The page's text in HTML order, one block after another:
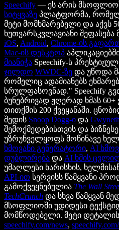
Speechify — ეს არის
სიტყვაზე პლატფორმა,
მეტი მომხმარებელი და აქვს
ხუთვარსკვლავიანი შეფასება
iOS, Android, Chrome-ის
Mac-ის დესკტოპ
მიანიჭა Speechify-ს
ჯილდო WWDC-ზე და უწოდა
რომელიც ადამიანებს
სრულფასოვნად." Speechify
ბუნებრივად ჟღერად ხმას 60+
თითქმის 200 ქვეყანაში.
შედის Snoop Dogg-ი და
შემოქმედებისთვის და
უზრუნველყოფს მოწინავე
ხმოვანი გენერატორი, AI
დუბლირება და AI ხმის
უმაღლესი ხარისხის,
API-ით სერვისს წამყვანი
გამოქვეყნებულია The Wall
TechCrunch და სხვა წამყვან
მსოფლიოში უდიდესი
მომწოდებელი. მეტი
speechify.com/news,